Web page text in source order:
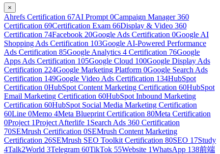
×
Ahrefs Certification 67AI Prompt 0Campaign Manager 360
Certification 69Certification Exam 66Display & Video 360
Certification 74Facebook 20Google Ads Certification 0Google AI
Shopping Ads Certification 103Google AI-Powered Performance
Ads Certification 85Google Analytics 4 Certification 76Google
Apps Ads Certification 105Google Cloud 100Google Display Ads
Certification 224Google Marketing Platform 0Google Search Ads
Certification 149Google Video Ads Certification 134HubSpot
Certification 0HubSpot Content Marketing Certification 60HubSpot
Email Marketing Certification 60HubSpot Inbound Marketing
Certification 60HubSpot Social Media Marketing Certification
60Line 0Memo 4Meta Blueprint Certification 80Meta Certification
0Project 1Project Afterlife 1 Search Ads 360 Certification
70SEMrush Certification 0SEMrush Content Marketing
Certification 26SEMrush SEO Toolkit Certification 80SEO 17Study
4Talk2World 3Telegram 60TikTok 55Website 1WhatsApp 138前端